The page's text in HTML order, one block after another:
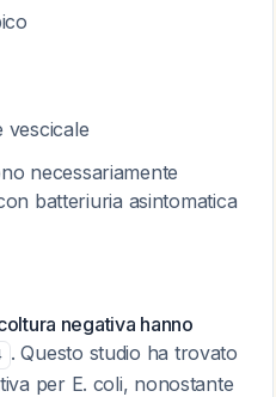
vescicale
necessariamente
batteriuria asintomatica
negativa hanno
. Questo studio ha trovato
per E. coli, nonostante